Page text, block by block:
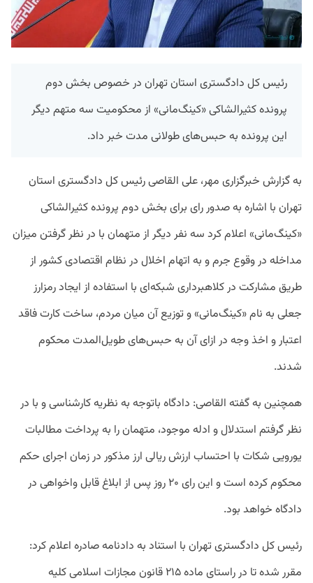
رئیس کل دادگستری استان تهران در خصوص بخش دوم
پرونده کثیرالشاکی «کینگ‌مانی» از محکومیت سه متهم دیگر
این پرونده به حبس‌های طولانی مدت خبر داد.
به گزارش خبرگزاری مهر، علی القاصی رئیس کل دادگستری استان
تهران با اشاره به صدور رای برای بخش دوم پرونده کثیرالشاکی
«کینگ‌مانی» اعلام کرد سه نفر دیگر از متهمان با در نظر گرفتن میزان
مداخله در وقوع جرم و به اتهام اخلال در نظام اقتصادی کشور از
طریق مشارکت در کلاهبرداری شبکه‌ای با استفاده از ایجاد رمزارز
جعلی به نام «کینگ‌مانی» و توزیع آن میان مردم، ساخت کارت فاقد
اعتبار و اخذ وجه در ازای آن به حبس‌های طویل‌المدت محکوم
شدند.
همچنین به گفته القاصی: دادگاه باتوجه به نظریه کارشناسی و با در
نظر گرفتم استدلال و ادله موجود، متهمان را به پرداخت مطالبات
یورویی شکات با احتساب ارزش ریالی ارز مذکور در زمان اجرای حکم
محکوم کرده است و این رای ۲۰ روز پس از ابلاغ قابل واخواهی در
دادگاه خواهد بود.
رئیس کل دادگستری تهران با استناد به دادنامه صادره اعلام کرد:
مقرر شده تا در راستای ماده ۲۱۵ قانون مجازات اسلامی کلیه